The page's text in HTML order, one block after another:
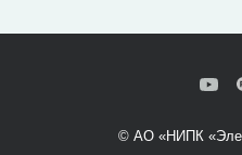
© АО «НИПК